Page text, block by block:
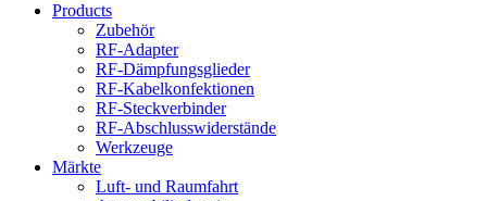
Products
Zubehör
RF-Adapter
RF-Dämpfungsglieder
RF-Kabelkonfektionen
RF-Steckverbinder
RF-Abschlusswiderstände
Werkzeuge
Märkte
Luft- und Raumfahrt